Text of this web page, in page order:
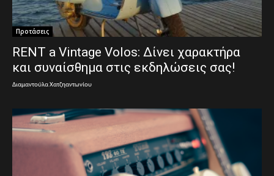
Προτάσεις
RENT a Vintage Volos: Δίνει χαρακτήρα
και συναίσθημα στις εκδηλώσεις σας!
Διαμαντούλα Χατζηαντωνίου